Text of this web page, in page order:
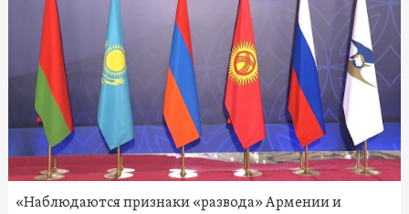
«Наблюдаются признаки «развода» Армении и